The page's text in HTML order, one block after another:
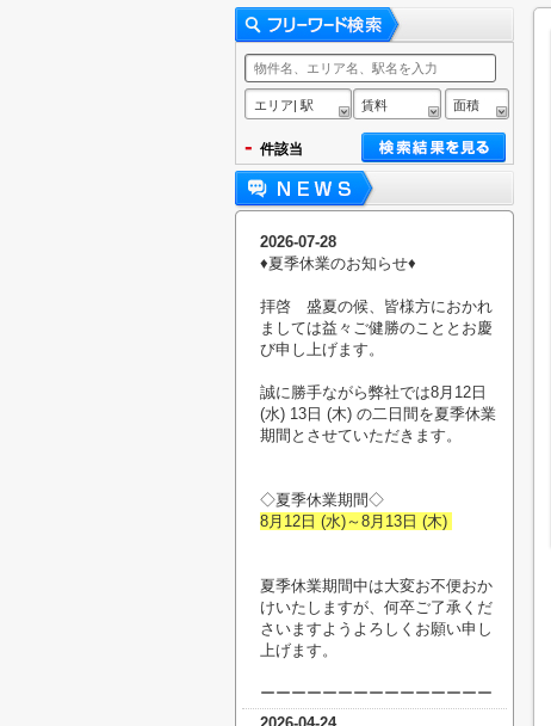
エリア| 駅 賃料 面積
- 件該当
2026-07-28
♦︎夏季休業のお知らせ♦︎
拝啓 盛夏の候、皆様方におかれ
ましては益々ご健勝のこととお慶
び申し上げます。
誠に勝手ながら弊社では8月12日
(水) 13日 (木) の二日間を夏季休業
期間とさせていただきます。
◇夏季休業期間◇
8月12日 (水)～8月13日 (木)
夏季休業期間中は大変お不便おか
けいたしますが、何卒ご了承くだ
さいますようよろしくお願い申し
上げます。
ーーーーーーーーーーーーーーー